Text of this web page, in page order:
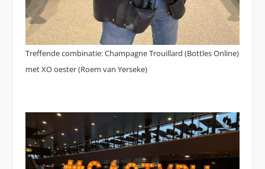
Treffende combinatie: Champagne Trouillard (Bottles Online)
met XO oester (Roem van Yerseke)